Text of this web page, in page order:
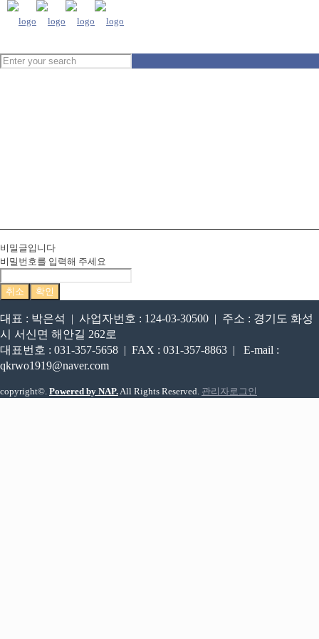
비밀글입니다
비밀번호를 입력해 주세요
취소 확인
대표 : 박은석 | 사업자번호 : 124-03-30500 | 주소 : 경기도 화성
시 서신면 해안길 262로
대표번호 : 031-357-5658 | FAX : 031-357-8863 | E-mail :
qkrwo1919@naver.com
copyright©. Powered by NAP.All Rights Reserved. 관리자로그인